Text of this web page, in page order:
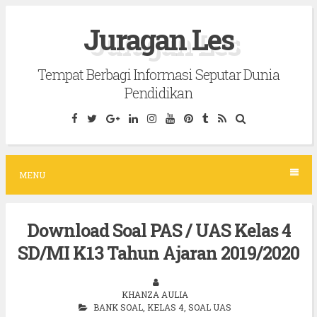
c
Juragan Les
Tempat Berbagi Informasi Seputar Dunia
Pendidikan
MENU
Download Soal PAS / UAS Kelas 4
SD/MI K13 Tahun Ajaran 2019/2020
KHANZA AULIA
BANK SOAL KELAS 4 SOAL UAS